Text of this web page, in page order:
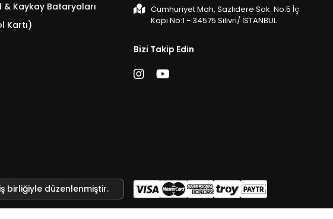
Kaykay Bataryaları
Kartı)
Cumhuriyet Mah, Sazlıdere Sok. No:5 İç
Kapı No:1 - 34575 Silivri/ İSTANBUL
Bizi Takip Edin
birliğiyle düzenlenmiştir.